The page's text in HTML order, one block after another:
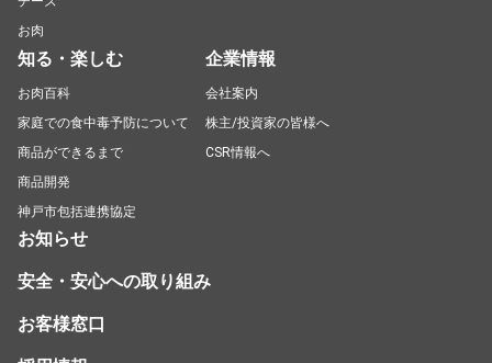
お肉
知る・楽しむ
お肉百科
家庭での食中毒予防について
商品ができるまで
商品開発
神戸市包括連携協定
企業情報
会社案内
株主/投資家の皆様へ
CSR情報へ
お知らせ
安全・安心への取り組み
お客様窓口